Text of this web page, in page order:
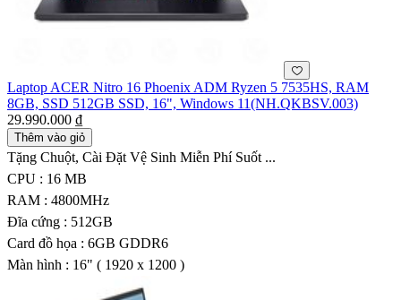
Laptop ACER Nitro 16 Phoenix ADM Ryzen 5 7535HS, RAM
8GB, SSD 512GB SSD, 16", Windows 11(NH.QKBSV.003)
29.990.000 ₫
Thêm vào giỏ
Tặng Chuột, Cài Đặt Vệ Sinh Miễn Phí Suốt ...
CPU : 16 MB
RAM : 4800MHz
Đĩa cứng : 512GB
Card đồ họa : 6GB GDDR6
Màn hình : 16" ( 1920 x 1200 )